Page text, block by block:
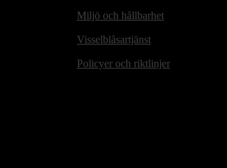
Miljö och hållbarhet
Visselblåsartjänst
Policyer och riktlinjer